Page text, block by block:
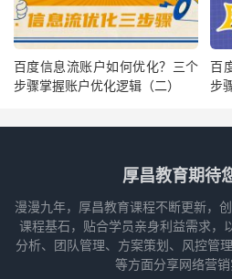
百度信息流账户如何优化？三个
步骤掌握账户优化逻辑（二）
百
步
厚昌教育期待
漫漫九年，厚昌教育课程不断更新，
课程基石，贴合学员亲身利益需求，
分析、团队管理、方案策划、风控管
等方面分享网络营销